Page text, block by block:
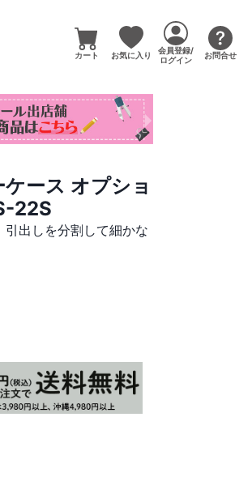
カート お気に入り
会員登録/
ログイン
お問合せ
ース オプショ
22S
引出しを分割して細かな